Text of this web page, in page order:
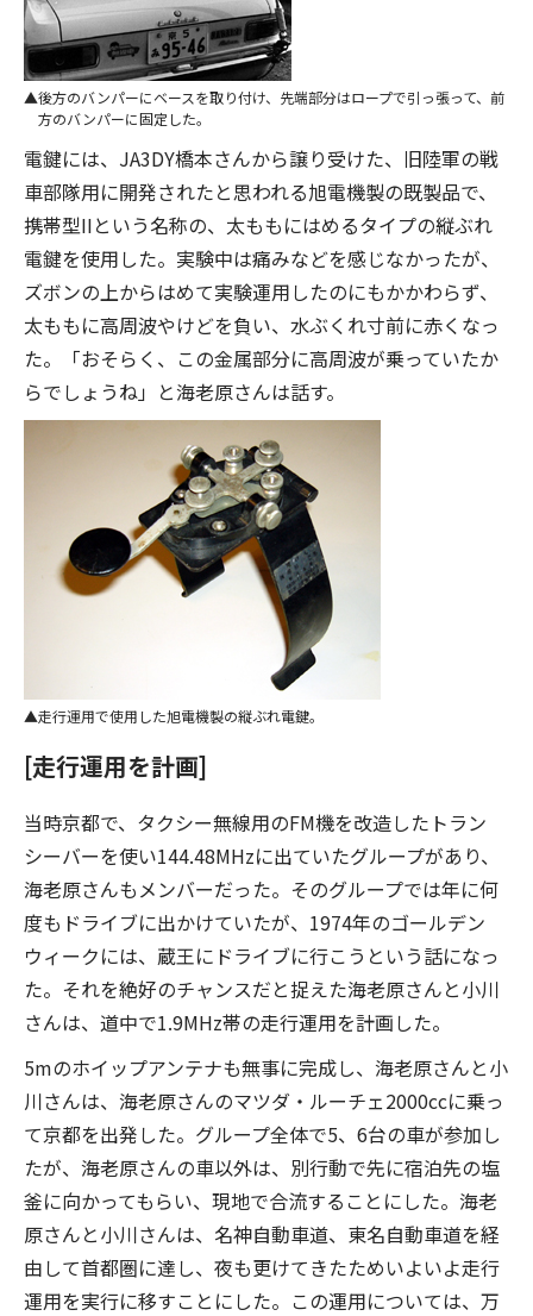
後方のバンパーにベースを取り付け、先端部分はロープで引っ張って、前
方のバンパーに固定した。
電鍵には、JA3DY橋本さんから譲り受けた、旧陸軍の戦
車部隊用に開発されたと思われる旭電機製の既製品で、
携帯型IIという名称の、太ももにはめるタイプの縦ぶれ
電鍵を使用した。実験中は痛みなどを感じなかったが、
ズボンの上からはめて実験運用したのにもかかわらず、
太ももに高周波やけどを負い、水ぶくれ寸前に赤くなっ
た。「おそらく、この金属部分に高周波が乗っていたか
らでしょうね」と海老原さんは話す。
走行運用で使用した旭電機製の縦ぶれ電鍵。
[走行運用を計画]
当時京都で、タクシー無線用のFM機を改造したトラン
シーバーを使い144.48MHzに出ていたグループがあり、
海老原さんもメンバーだった。そのグループでは年に何
度もドライブに出かけていたが、1974年のゴールデン
ウィークには、蔵王にドライブに行こうという話になっ
た。それを絶好のチャンスだと捉えた海老原さんと小川
さんは、道中で1.9MHz帯の走行運用を計画した。
5mのホイップアンテナも無事に完成し、海老原さんと小
川さんは、海老原さんのマツダ・ルーチェ2000ccに乗っ
て京都を出発した。グループ全体で5、6台の車が参加し
たが、海老原さんの車以外は、別行動で先に宿泊先の塩
釜に向かってもらい、現地で合流することにした。海老
原さんと小川さんは、名神自動車道、東名自動車道を経
由して首都圏に達し、夜も更けてきたためいよいよ走行
運用を実行に移すことにした。この運用については、万